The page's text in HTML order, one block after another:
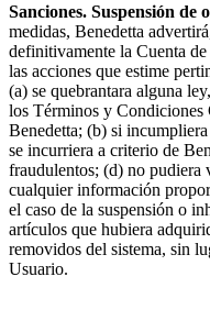
Sanciones. Suspensión de
medidas, Benedetta
definitivamente la Cuenta
las acciones que estime
(a) se quebrantara alguna
los Términos y Condiciones
Benedetta; (b) si
se incurriera a criterio de
fraudulentos; (d) no pudiera
cualquier información
el caso de la suspensión o
artículos que hubiera
removidos del sistema, sin
Usuario.